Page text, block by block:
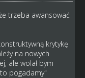
trzeba awansować
krytykę
na nowych
ale wolał bym
pogadamy"